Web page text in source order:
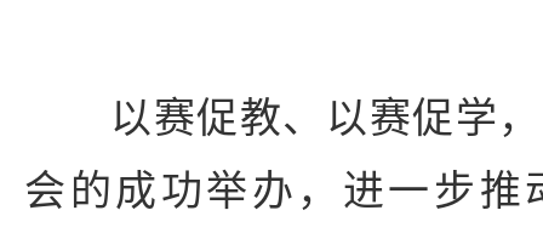
以赛促教、以赛促学，
会的成功举办，进一步推